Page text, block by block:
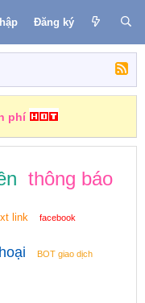
Đăng ký
phí
thông báo
link facebook
BOT giao dịch